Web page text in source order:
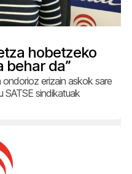
hobetzeko
behar da”
erizain askok sare
SATSE sindikatuak